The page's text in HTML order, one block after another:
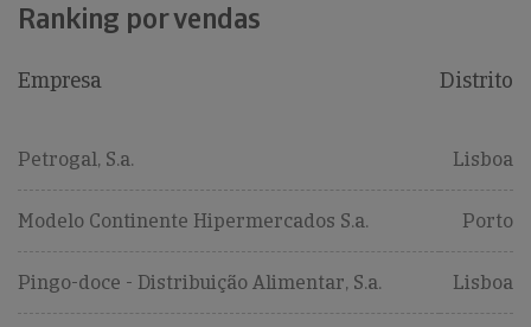
Ranking por vendas
Empresa Distrito
Petrogal, S.a. Lisboa
Modelo Continente Hipermercados S.a. Porto
Pingo-doce - Distribuição Alimentar, S.a. Lisboa